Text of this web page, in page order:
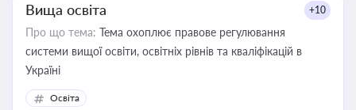
Вища освіта +10
Про що тема: Тема охоплює правове регулювання
системи вищої освіти, освітніх рівнів та кваліфікацій в
Україні
Освіта